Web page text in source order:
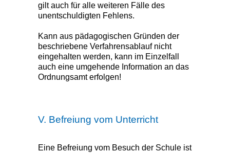
gilt auch für alle weiteren Fälle des
unentschuldigten Fehlens.
Kann aus pädagogischen Gründen der
beschriebene Verfahrensablauf nicht
eingehalten werden, kann im Einzelfall
auch eine umgehende Information an das
Ordnungsamt erfolgen!
V. Befreiung vom Unterricht
Eine Befreiung vom Besuch der Schule ist